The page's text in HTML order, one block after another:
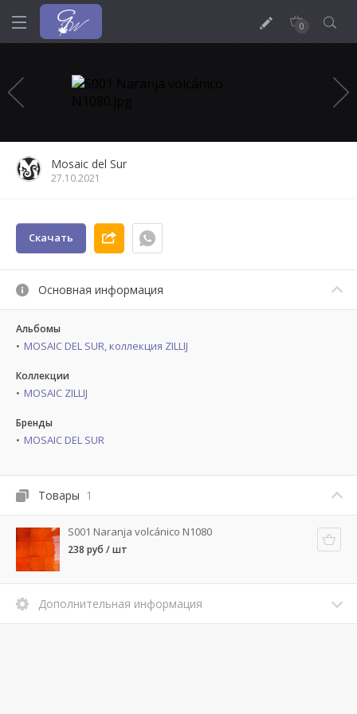
0
Mosaic del Sur
27.10.2021
Скачать
Основная информация
Альбомы
MOSAIC DEL SUR, коллекция ZILLIJ
Коллекции
MOSAIC ZILLIJ
Бренды
MOSAIC DEL SUR
Товары 1
S001 Naranja volcánico N1080
238 руб / шт
Дополнительная информация